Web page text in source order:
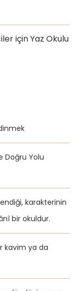
için Yaz Okulu
Doğru Yolu
karakterinin
bir okuldur.
kavim ya da